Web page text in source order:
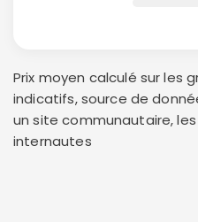
Prix moyen calculé sur les
indicatifs, source de
un site communautaire,
internautes